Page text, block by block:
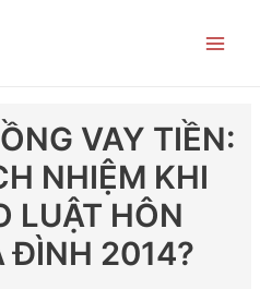
VAY TIỀN:
NHIỆM KHI
LUẬT HÔN
ĐÌNH 2014?